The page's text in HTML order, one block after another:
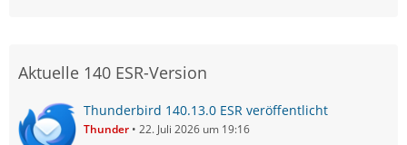
Aktuelle 140 ESR-Version
Thunderbird 140.13.0 ESR veröffentlicht
Thunder 22. Juli 2026 um 19:16